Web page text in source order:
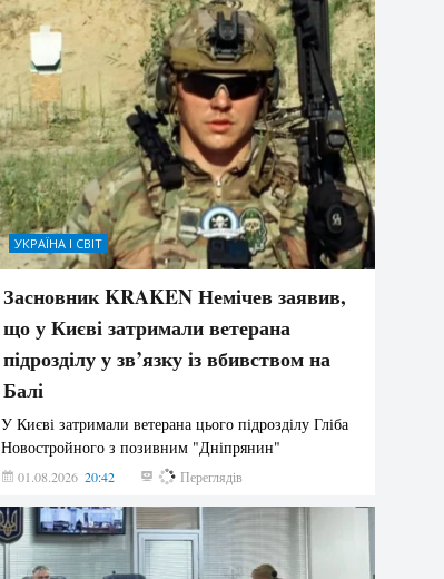
УКРАЇНА І СВІТ
Засновник KRAKEN Немічев заявив,
що у Києві затримали ветерана
підрозділу у зв’язку із вбивством на
Балі
У Києві затримали ветерана цього підрозділу Гліба
Новостройного з позивним "Дніпрянин"
01.08.2026 20:42 173 Переглядів